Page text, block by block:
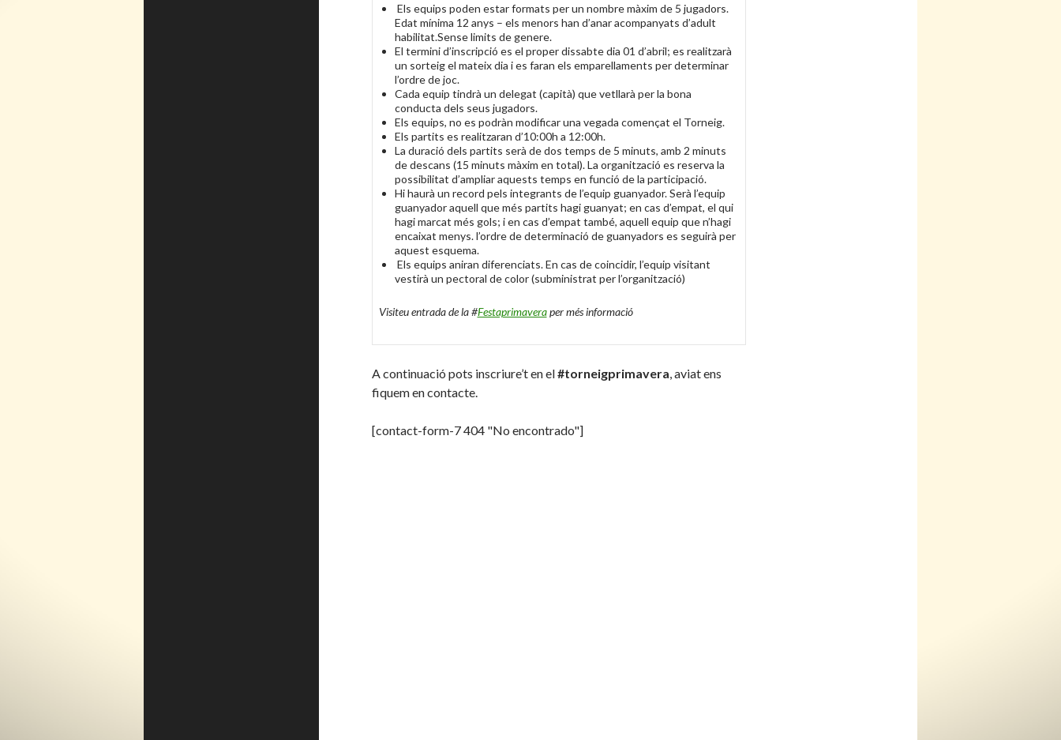
Els equips poden estar formats per un nombre màxim de 5 jugadors.
Edat mínima 12 anys – els menors han d’anar acompanyats d’adult
habilitat.Sense limits de genere.
El termini d’inscripció es el proper dissabte dia 01 d’abril; es realitzarà
un sorteig el mateix dia i es faran els emparellaments per determinar
l’ordre de joc.
Cada equip tindrà un delegat (capità) que vetllarà per la bona
conducta dels seus jugadors.
Els equips, no es podràn modificar una vegada començat el Torneig.
Els partits es realitzaran d’10:00h a 12:00h.
La duració dels partits serà de dos temps de 5 minuts, amb 2 minuts
de descans (15 minuts màxim en total). La organització es reserva la
possibilitat d’ampliar aquests temps en funció de la participació.
Hi haurà un record pels integrants de l’equip guanyador. Serà l’equip
guanyador aquell que més partits hagi guanyat; en cas d’empat, el qui
hagi marcat més gols; i en cas d’empat també, aquell equip que n’hagi
encaixat menys. l’ordre de determinació de guanyadors es seguirà per
aquest esquema.
Els equips aniran diferenciats. En cas de coincidir, l’equip visitant
vestirà un pectoral de color (subministrat per l’organització)
Visiteu entrada de la #Festaprimaveraper més informació
A continuació pots inscriure’t en el#torneigprimavera , aviat ens
fiquem en contacte.
[contact-form-7 404 "No encontrado"]